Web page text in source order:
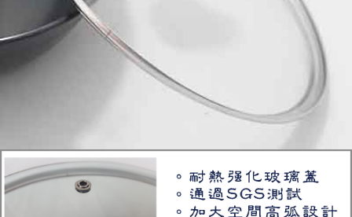
pengumpulan, pemprosesan dan penggunaan, untuk pengesahan,
semakan dan pembetulan data yang diperlukan untuk bil ansuran oleh
Taiwan Mobile.
3. Sila baca syarat perkhidmatan pengguna secara lengkap melalui
pautan berikut: https://oppay.tw/userRule